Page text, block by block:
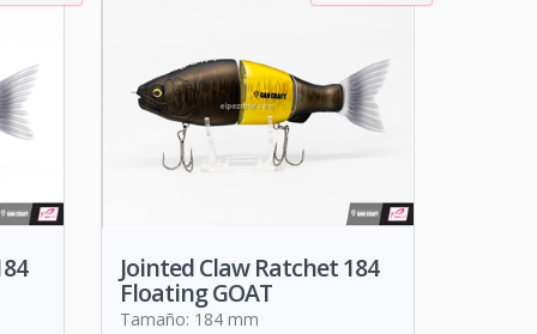
Jointed Claw Ratchet 184
Floating GOAT
Tamaño: 184 mm